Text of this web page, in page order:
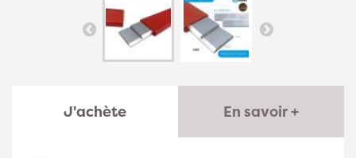
J'achète En savoir +